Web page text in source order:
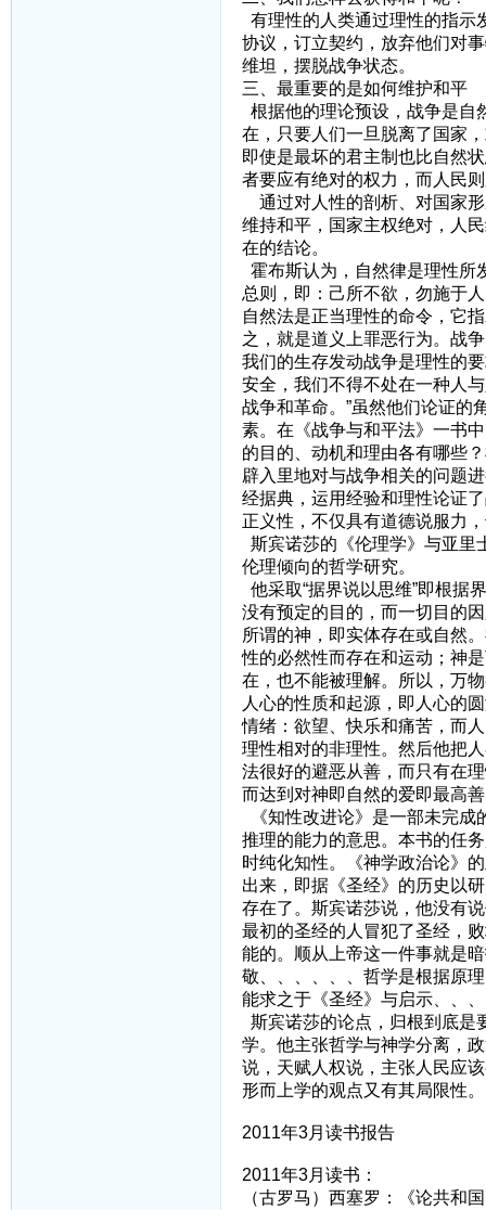
有理性的人类通过理性的指示
协议，订立契约，放弃他们对
维坦，摆脱战争状态。
三、最重要的是如何维护和平
根据他的理论预设，战争是自
在，只要人们一旦脱离了国家
即使是最坏的君主制也比自然
者要应有绝对的权力，而人民
通过对人性的剖析、对国家
维持和平，国家主权绝对，人
在的结论。
霍布斯认为，自然律是理性所
总则，即：己所不欲，勿施于
自然法是正当理性的命令，它
之，就是道义上罪恶行为。战
我们的生存发动战争是理性的
安全，我们不得不处在一种人
战争和革命。”虽然他们论证的
素。在《战争与和平法》一书
的目的、动机和理由各有哪些
辟入里地对与战争相关的问题
经据典，运用经验和理性论证
正义性，不仅具有道德说服力
斯宾诺莎的《伦理学》与亚里
伦理倾向的哲学研究。
他采取“据界说以思维”即根据
没有预定的目的，而一切目的
所谓的神，即实体存在或自然
性的必然性而存在和运动；神
在，也不能被理解。所以，万
人心的性质和起源，即人心的
情绪：欲望、快乐和痛苦，而
理性相对的非理性。然后他把
法很好的避恶从善，而只有在
而达到对神即自然的爱即最高
《知性改进论》是一部未完成
推理的能力的意思。本书的任
时纯化知性。《神学政治论》
出来，即据《圣经》的历史以
存在了。斯宾诺莎说，他没有
最初的圣经的人冒犯了圣经，
能的。顺从上帝这一件事就是
敬、、、、、、哲学是根据原
能求之于《圣经》与启示、、
斯宾诺莎的论点，归根到底是
学。他主张哲学与神学分离，
说，天赋人权说，主张人民应
形而上学的观点又有其局限性。
2011年3月读书报告
2011年3月读书：
（古罗马）西塞罗：《论共和